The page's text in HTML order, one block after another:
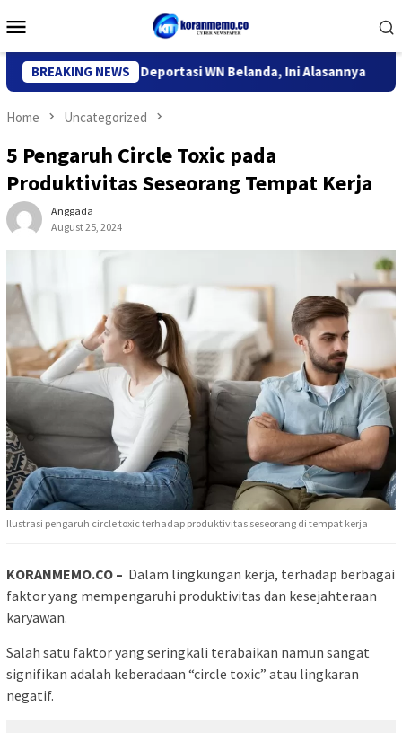
to
Menu
BREAKING NEWS
Kediri Deportasi WN Belanda, Ini Alasannya 9
Home Uncategorized
5 Pengaruh Circle Toxic pada
Produktivitas Seseorang Tempat Kerja
Anggada
August 25, 2024
Ilustrasi pengaruh circle toxic terhadap produktivitas seseorang di tempat kerja
KORANMEMO.CO – Dalam lingkungan kerja, terhadap berbagai
faktor yang mempengaruhi produktivitas dan kesejahteraan
karyawan.
Salah satu faktor yang seringkali terabaikan namun sangat
signifikan adalah keberadaan “circle toxic” atau lingkaran
negatif.